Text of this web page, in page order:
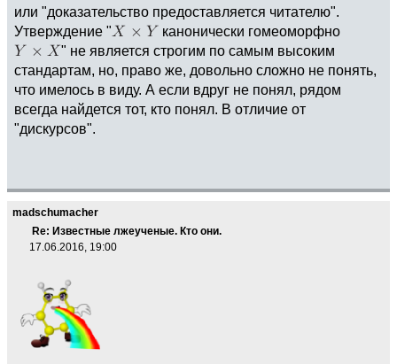
или "доказательство предоставляется читателю".
Утверждение "
канонически гомеоморфно
" не является строгим по самым высоким
стандартам, но, право же, довольно сложно не понять,
что имелось в виду. А если вдруг не понял, рядом
всегда найдется тот, кто понял. В отличие от
"дискурсов".
madschumacher
Re: Известные лжеученые. Кто они.
17.06.2016, 19:00